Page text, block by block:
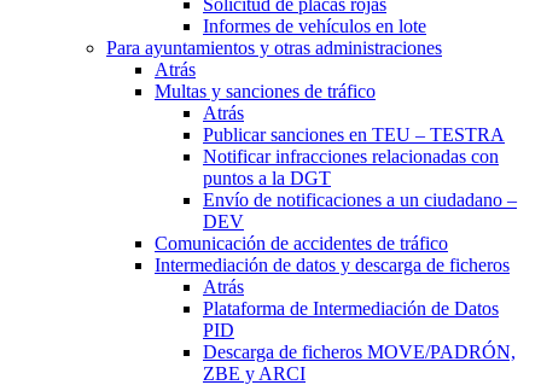
Solicitud de placas rojas
Informes de vehículos en lote
Para ayuntamientos y otras administraciones
Atrás
Multas y sanciones de tráfico
Atrás
Publicar sanciones en TEU – TESTRA
Notificar infracciones relacionadas con
puntos a la DGT
Envío de notificaciones a un ciudadano –
DEV
Comunicación de accidentes de tráfico
Intermediación de datos y descarga de ficheros
Atrás
Plataforma de Intermediación de Datos
PID
Descarga de ficheros MOVE/PADRÓN,
ZBE y ARCI